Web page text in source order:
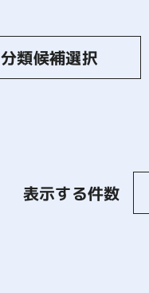
分類候補選択
表示する件数